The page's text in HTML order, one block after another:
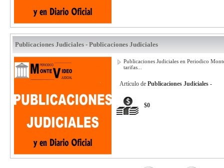
Publicaciones Judiciales - Publicaciones Judiciales
Publicaciones Judiciales en Periodico
tarifas...
Artículo de Publicaciones Judiciales -
$0